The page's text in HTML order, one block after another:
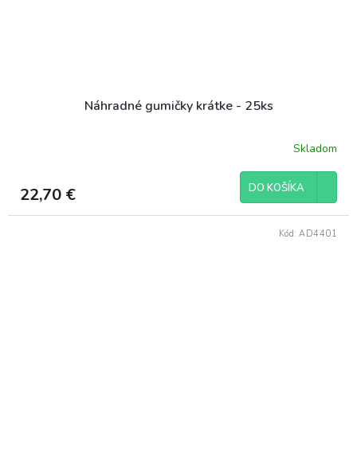
Náhradné gumičky krátke - 25ks
Skladom
22,70 € DO KOŠÍKA
Kód: AD4401